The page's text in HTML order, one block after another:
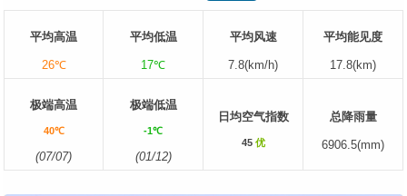
平均高温
26℃
平均低温
17℃
平均风速
7.8(km/h)
平均能见度
17.8(km)
极端高温
40℃
(07/07)
极端低温
-1℃
(01/12)
日均空气指数
45 优
总降雨量
6906.5(mm)